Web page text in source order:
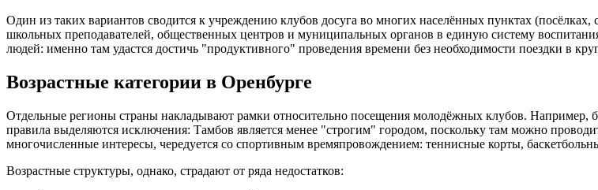
Один из таких вариантов сводится к учреждению клубов досуга во многих населённых пунктах
школьных преподавателей, общественных центров и муниципальных органов в единую систему
людей: именно там удастся достичь "продуктивного" проведения времени без необходимости поездки в
Возрастные категории в Оренбурге
Отдельные регионы страны накладывают рамки относительно посещения молодёжных клубов. Например,
правила выделяются исключения: Тамбов является менее "строгим" городом, поскольку там можно
многочисленные интересы, чередуется со спортивным времяпровождением: теннисные корты,
Возрастные структуры, однако, страдают от ряда недостатков: